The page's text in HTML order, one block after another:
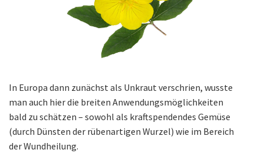
In Europa dann zunächst als Unkraut verschrien, wusste
man auch hier die breiten Anwendungsmöglichkeiten
bald zu schätzen – sowohl als kraftspendendes Gemüse
(durch Dünsten der rübenartigen Wurzel) wie im Bereich
der Wundheilung.